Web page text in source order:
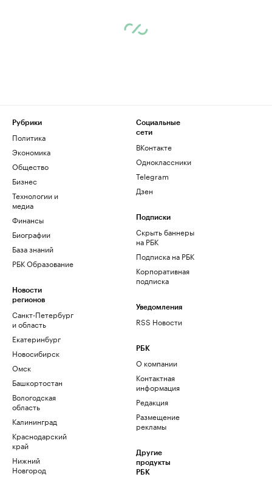
Рубрики
Политика
Экономика
Общество
Бизнес
Технологии и
медиа
Финансы
Биографии
База знаний
РБК Образование
Новости
регионов
Санкт-Петербург
и область
Екатеринбург
Новосибирск
Омск
Башкортостан
Вологодская
область
Калининград
Краснодарский
край
Нижний
Новгород
Социальные
сети
ВКонтакте
Одноклассники
Telegram
Дзен
Подписки
Скрыть баннеры
на РБК
Подписка на РБК
Корпоративная
подписка
Уведомления
RSS Новости
РБК
О компании
Контактная
информация
Редакция
Размещение
рекламы
Другие
продукты
РБК